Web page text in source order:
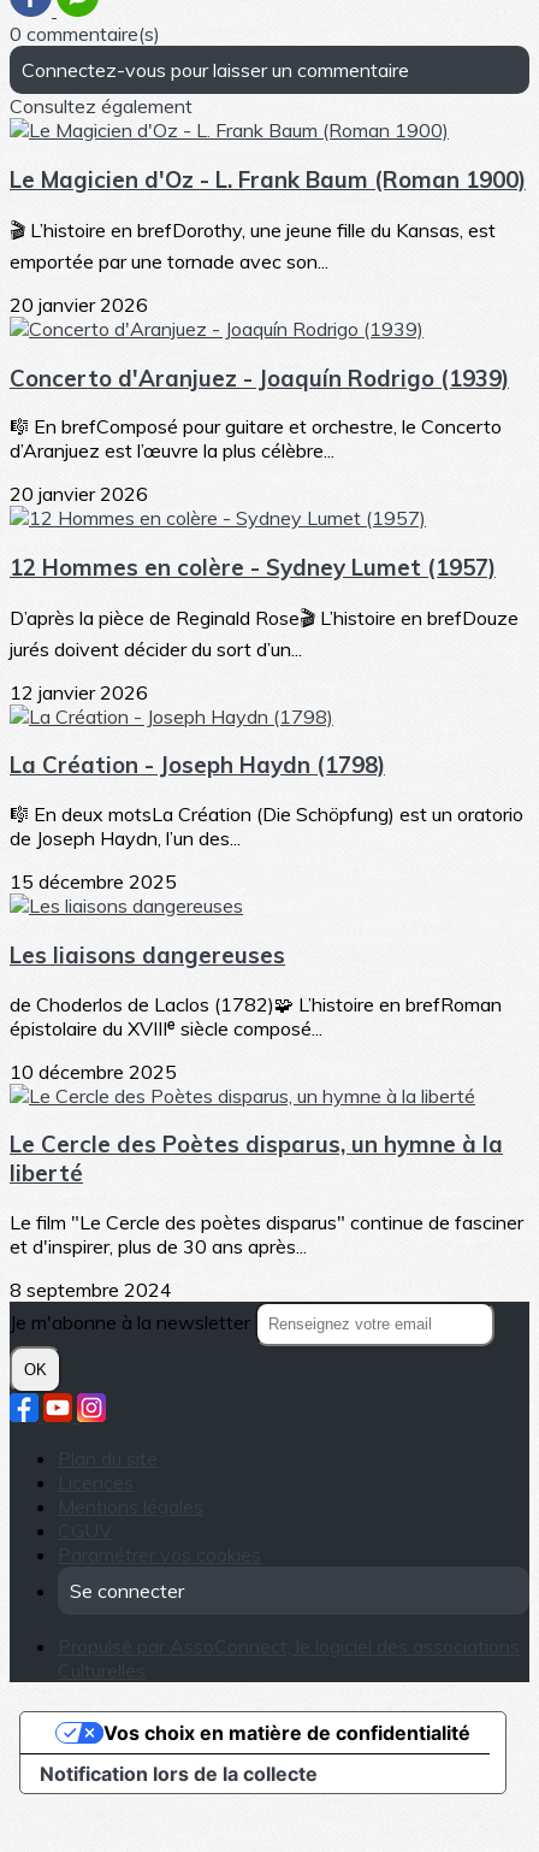
0 commentaire(s)
Connectez-vous pour laisser un commentaire
Consultez également
Le Magicien d'Oz - L. Frank Baum (Roman 1900)
🎬 L’histoire en brefDorothy, une jeune fille du Kansas, est
emportée par une tornade avec son...
20 janvier 2026
Concerto d'Aranjuez - Joaquín Rodrigo (1939)
🎼 En brefComposé pour guitare et orchestre, le Concerto
d’Aranjuez est l’œuvre la plus célèbre...
20 janvier 2026
12 Hommes en colère - Sydney Lumet (1957)
D’après la pièce de Reginald Rose🎬 L’histoire en brefDouze
jurés doivent décider du sort d’un...
12 janvier 2026
La Création - Joseph Haydn (1798)
🎼 En deux motsLa Création (Die Schöpfung) est un oratorio
de Joseph Haydn, l’un des...
15 décembre 2025
Les liaisons dangereuses
de Choderlos de Laclos (1782)🧩 L’histoire en brefRoman
épistolaire du XVIIIᵉ siècle composé...
10 décembre 2025
Le Cercle des Poètes disparus, un hymne à la
liberté
Le film "Le Cercle des poètes disparus" continue de fasciner
et d'inspirer, plus de 30 ans après...
8 septembre 2024
Je m'abonne à la newsletter
OK
Se connecter
Notification lors de la collecte
Vos choix en matière de confidentialité